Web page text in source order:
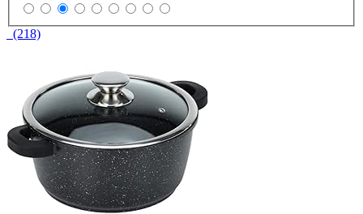
(218)